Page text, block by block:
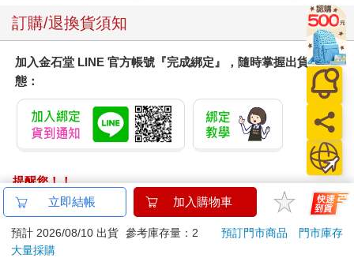
訂購/退換貨須知
加入金石堂 LINE 官方帳號『完成綁定』，隨時掌握出貨動
態：
提醒您！！
金石堂及銀行均不會請您操作ATM! 如接獲電話要求您前往
ATM提款機，請不要聽從指示，以免受騙上當！
退換貨須知：
立即結帳 加入購物車
預計 2026/08/10 出貨 參考庫存量：2 預訂門市商品
門市庫存
大量採購